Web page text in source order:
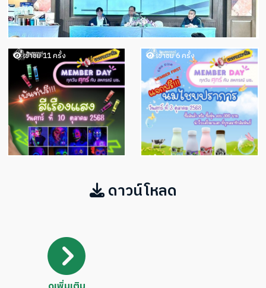
เข้าชม 11 ครั้ง เข้าชม 6 ครั้ง
ดาวน์โหลด